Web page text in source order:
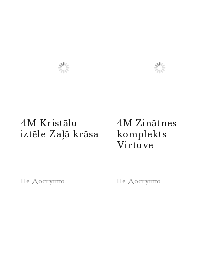
4M Kristālu
iztēle-Zaļā krāsa
Не Доступно
4M Zinātnes
komplekts
Virtuve
Не Доступно